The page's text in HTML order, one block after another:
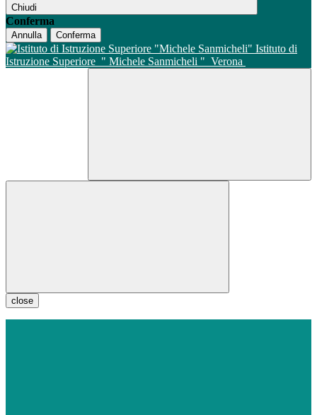
Chiudi
Conferma
Annulla Conferma
Istituto di
Istruzione Superiore " Michele Sanmicheli " Verona
close